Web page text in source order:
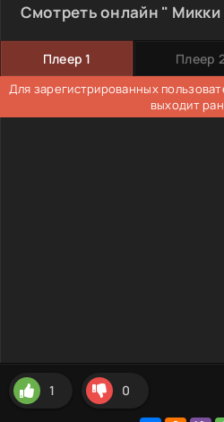
Смотреть онлайн "
Плеер 1 Плеер
Для зарегистрированных
выходит
1 0